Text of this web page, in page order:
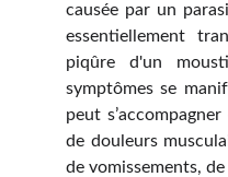
causée par un
essentiellement
piqûre d'un
symptômes se
peut
de douleurs
de vomissements,